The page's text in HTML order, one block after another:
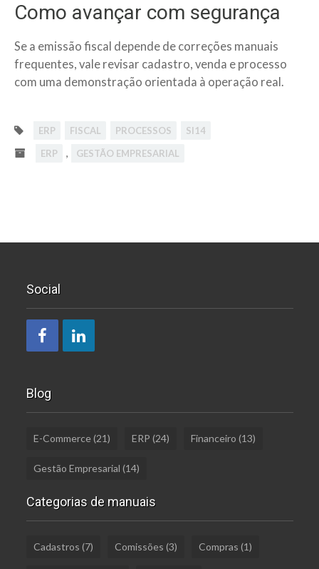
Como avançar com segurança
Se a emissão fiscal depende de correções manuais
frequentes, vale revisar cadastro, venda e processo
com uma demonstração orientada à operação real.
ERP FISCAL PROCESSOS
SI14
ERP
, GESTÃO EMPRESARIAL
Social
Blog
E-Commerce(21) ERP (24) Financeiro (13)
Gestão Empresarial (14)
Categorias de manuais
Cadastros (7) Comissões (3) Compras (1)